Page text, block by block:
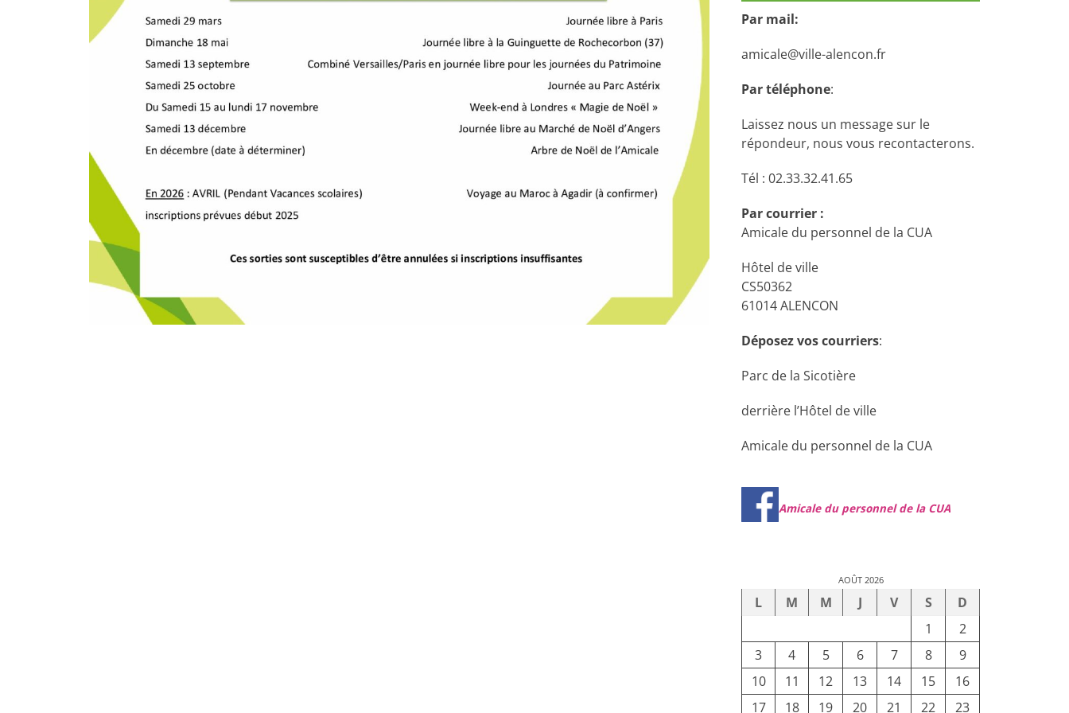
Par mail:
amicale@ville-alencon.fr
Par téléphone:
Laissez nous un message sur le
répondeur, nous vous recontacterons.
Tél : 02.33.32.41.65
Par courrier :
Amicale du personnel de la CUA
Hôtel de ville
CS50362
61014 ALENCON
Déposez vos courriers:
Parc de la Sicotière
derrière l’Hôtel de ville
Amicale du personnel de la CUA
Amicale du personnel de la CUA
AOÛT 2026
L M M J V S
D
1
2
3
4 5 6 7 8
9
10
11 12 13 14 15
16
17
18 19 20 21 22 23